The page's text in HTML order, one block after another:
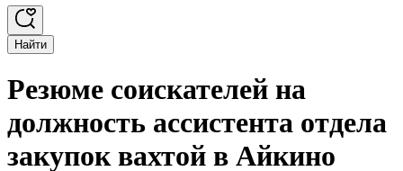
Найти
Резюме соискателей на
должность ассистента отдела
закупок вахтой в Айкино